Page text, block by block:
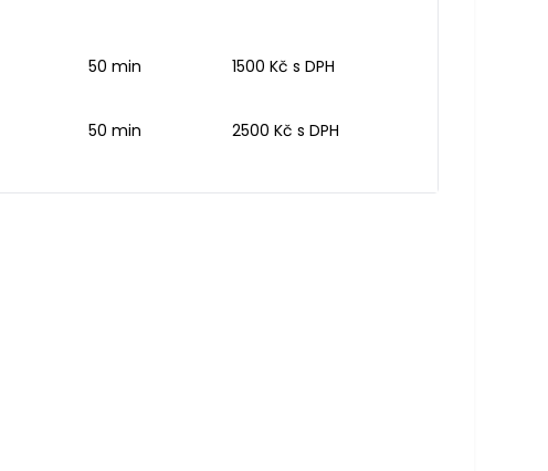
50 min 1500 Kč s DPH
50 min 2500 Kč s DPH